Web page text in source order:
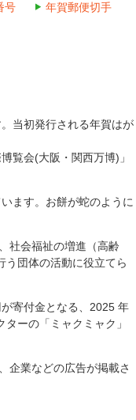
号
年賀郵便切手
当初発行される年賀はが
覧会(大阪・関西万博)」
ます。お餅が蛇のように
社会福祉の増進（高齢
う団体の活動に役立てら
寄付金となる、2025 年
ーの「ミャクミャク」
企業などの広告が掲載さ